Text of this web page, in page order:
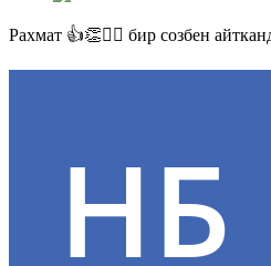
Рахмат 👍👏✊🏻 бир созбен